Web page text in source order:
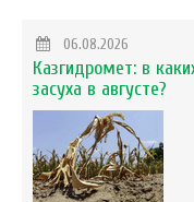
06.08.2026
Казгидромет: в
засуха в августе?